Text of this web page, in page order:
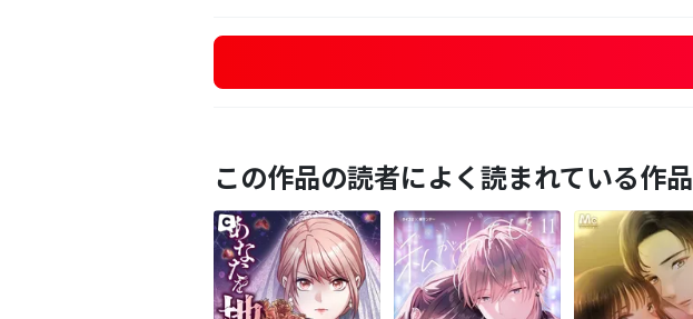
この作品の読者によく読まれている作品